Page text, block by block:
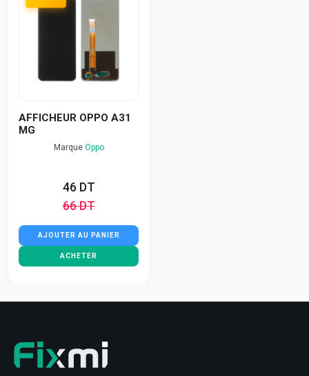
AFFICHEUR OPPO A31
MG
Marque Oppo
46 DT
66 DT
AJOUTER AU PANIER
ACHETER